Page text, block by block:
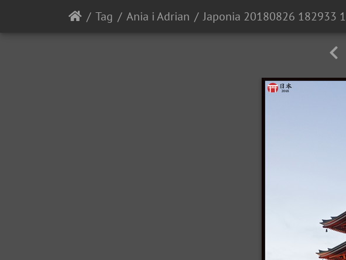
Tag Ania i Adrian Japonia 20180826 182933 1